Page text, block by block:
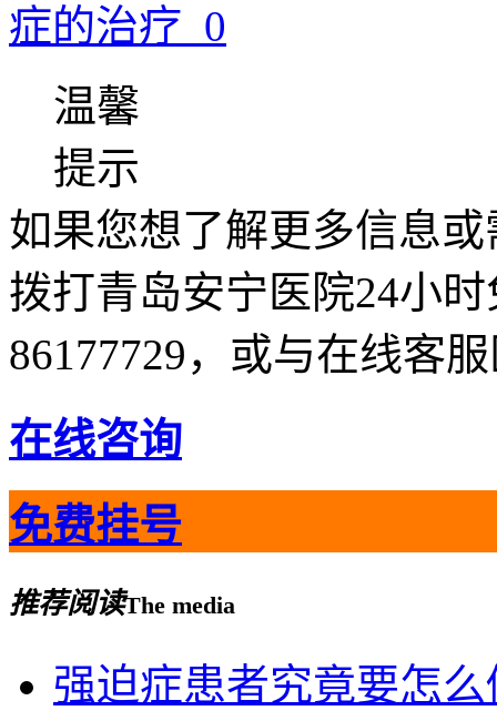
症的治疗_0
温馨
提示
如果您想了解更多信息
拨打青岛安宁医院24小
86177729，或与在线客
在线咨询
免费挂号
推荐阅读The media
强迫症患者究竟要怎么